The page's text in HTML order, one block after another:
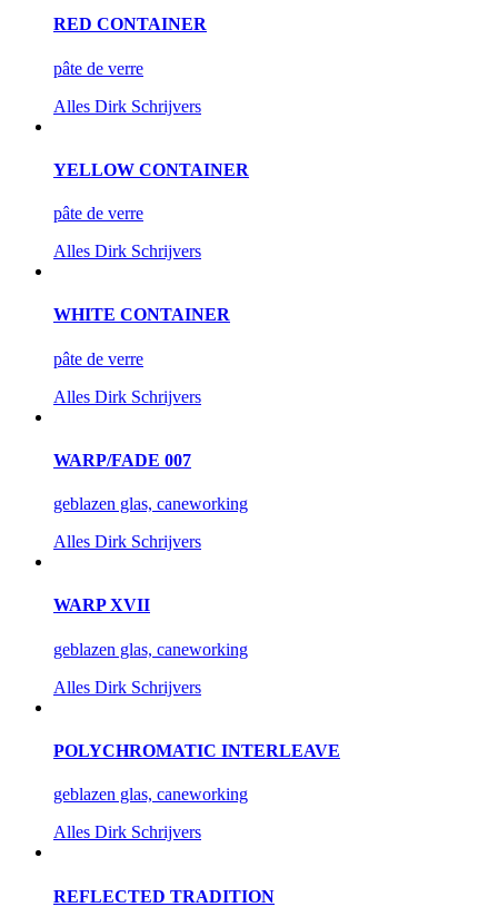
RED CONTAINER
pâte de verre
Alles Dirk Schrijvers
YELLOW CONTAINER
pâte de verre
Alles Dirk Schrijvers
WHITE CONTAINER
pâte de verre
Alles Dirk Schrijvers
WARP/FADE 007
geblazen glas, caneworking
Alles Dirk Schrijvers
WARP XVII
geblazen glas, caneworking
Alles Dirk Schrijvers
POLYCHROMATIC INTERLEAVE
geblazen glas, caneworking
Alles Dirk Schrijvers
REFLECTED TRADITION